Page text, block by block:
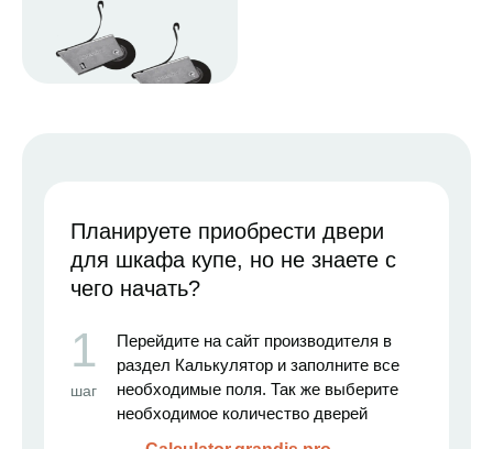
Планируете приобрести двери
для шкафа купе, но не знаете с
чего начать?
1
шаг
Перейдите на сайт производителя в
раздел Калькулятор и заполните все
необходимые поля. Так же выберите
необходимое количество дверей